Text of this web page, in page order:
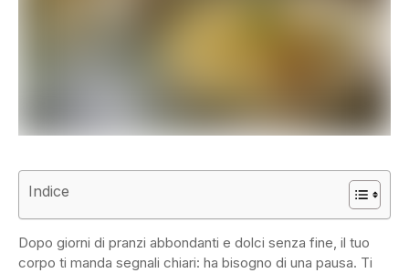
Indice
Dopo giorni di pranzi abbondanti e dolci senza fine, il tuo
corpo ti manda segnali chiari: ha bisogno di una pausa. Ti